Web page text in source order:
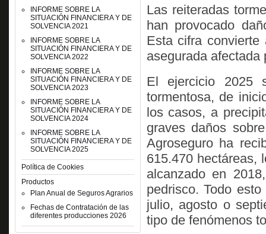
INFORME SOBRE LA
SITUACIÓN FINANCIERA Y DE
SOLVENCIA 2021
INFORME SOBRE LA
SITUACIÓN FINANCIERA Y DE
SOLVENCIA 2022
INFORME SOBRE LA
SITUACIÓN FINANCIERA Y DE
SOLVENCIA 2023
INFORME SOBRE LA
SITUACIÓN FINANCIERA Y DE
SOLVENCIA 2024
INFORME SOBRE LA
SITUACIÓN FINANCIERA Y DE
SOLVENCIA 2025
Política de Cookies
Productos
Plan Anual de Seguros Agrarios
Fechas de Contratación de las
diferentes producciones 2026
Las reiteradas
han provocado
Esta cifra
asegurada afectada
El ejercicio 2025
tormentosa, de
los casos, a
graves daños
Agroseguro ha
615.470 hectáreas,
alcanzado en
pedrisco. Todo
julio, agosto o
tipo de fenómenos